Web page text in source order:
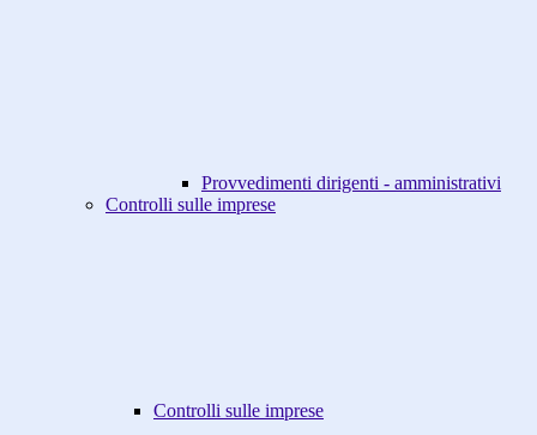
Provvedimenti dirigenti - amministrativi
Controlli sulle imprese
Controlli sulle imprese